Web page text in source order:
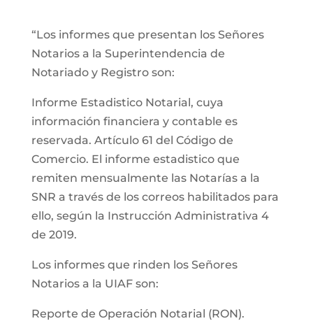
“Los informes que presentan los Señores
Notarios a la Superintendencia de
Notariado y Registro son:
Informe Estadistico Notarial, cuya
información financiera y contable es
reservada. Artículo 61 del Código de
Comercio. El informe estadistico que
remiten mensualmente las Notarías a la
SNR a través de los correos habilitados para
ello, según la Instrucción Administrativa 4
de 2019.
Los informes que rinden los Señores
Notarios a la UIAF son:
Reporte de Operación Notarial (RON).